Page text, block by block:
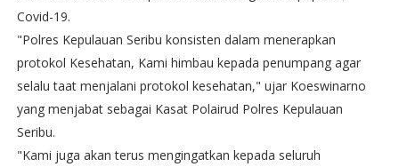
Covid-19.
"Polres Kepulauan Seribu konsisten dalam menerapkan
protokol Kesehatan, Kami himbau kepada penumpang agar
selalu taat menjalani protokol kesehatan," ujar Koeswinarno
yang menjabat sebagai Kasat Polairud Polres Kepulauan
Seribu.
"Kami juga akan terus mengingatkan kepada seluruh